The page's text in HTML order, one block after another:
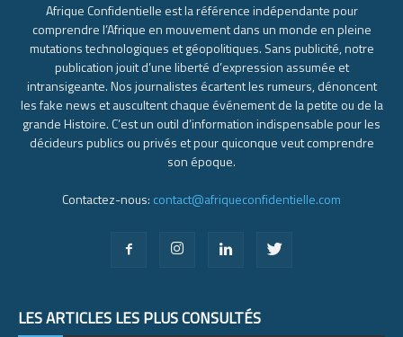
Afrique Confidentielle est la référence indépendante pour
comprendre l’Afrique en mouvement dans un monde en pleine
mutations technologiques et géopolitiques. Sans publicité, notre
publication jouit d’une liberté d’expression assumée et
intransigeante. Nos journalistes écartent les rumeurs, dénoncent
les fake news et auscultent chaque événement de la petite ou de la
grande Histoire. C’est un outil d’information indispensable pour les
décideurs publics ou privés et pour quiconque veut comprendre
son époque.
Contactez-nous: contact@afriqueconfidentielle.com
LES ARTICLES LES PLUS CONSULTÉS